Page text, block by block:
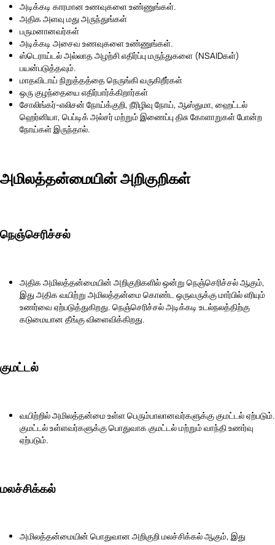
அடிக்கடி காரமான உணவுகளை உண்ணுங்கள்.
அதிக அளவு மது அருந்துங்கள்
பருமனானவர்கள்
அடிக்கடி அசைவ உணவுகளை உண்ணுங்கள்.
ஸ்டெராய்டல் அல்லாத அழற்சி எதிர்ப்பு மருந்துகளை (NSAIDகள்)
பயன்படுத்தவும்.
மாதவிடாய் நிறுத்தத்தை நெருங்கி வருகிறீர்கள்
ஒரு குழந்தையை எதிர்பார்க்கிறார்கள்
சோலிங்கர்-எலிசன் நோய்க்குறி, நீரிழிவு நோய், ஆஸ்துமா, ஹைட்டல்
ஹெர்னியா, பெப்டிக் அல்சர் மற்றும் இணைப்பு திசு கோளாறுகள் போன்ற
நோய்கள் இருந்தால்.
அமிலத்தன்மையின் அறிகுறிகள்
நெஞ்செரிச்சல்
அதிக அமிலத்தன்மையின் அறிகுறிகளில் ஒன்று நெஞ்செரிச்சல் ஆகும்,
இது அதிக வயிற்று அமிலத்தன்மை கொண்ட ஒருவருக்கு மார்பில் எரியும்
உணர்வை ஏற்படுத்துகிறது. நெஞ்செரிச்சல் அடிக்கடி உடல்நலத்திற்கு
கடுமையான தீங்கு விளைவிக்கிறது.
குமட்டல்
வயிற்றில் அமிலத்தன்மை உள்ள பெரும்பாலானவர்களுக்கு குமட்டல் ஏற்படும்.
குமட்டல் உள்ளவர்களுக்கு பொதுவாக குமட்டல் மற்றும் வாந்தி உணர்வு
ஏற்படும்.
மலச்சிக்கல்
அமிலத்தன்மையின் பொதுவான அறிகுறி மலச்சிக்கல் ஆகும், இது